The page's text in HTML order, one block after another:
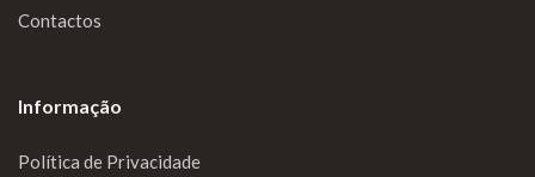
Contactos
Informação
Política de Privacidade